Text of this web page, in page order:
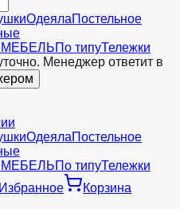
ОдеялаПостельное
МЕБЕЛЬПо типуТележки
Менеджер ответит в
ОдеялаПостельное
МЕБЕЛЬПо типуТележки
Избранное
Корзина